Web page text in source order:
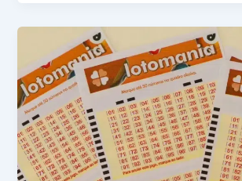
2980
Quarta
–
08/07/2026